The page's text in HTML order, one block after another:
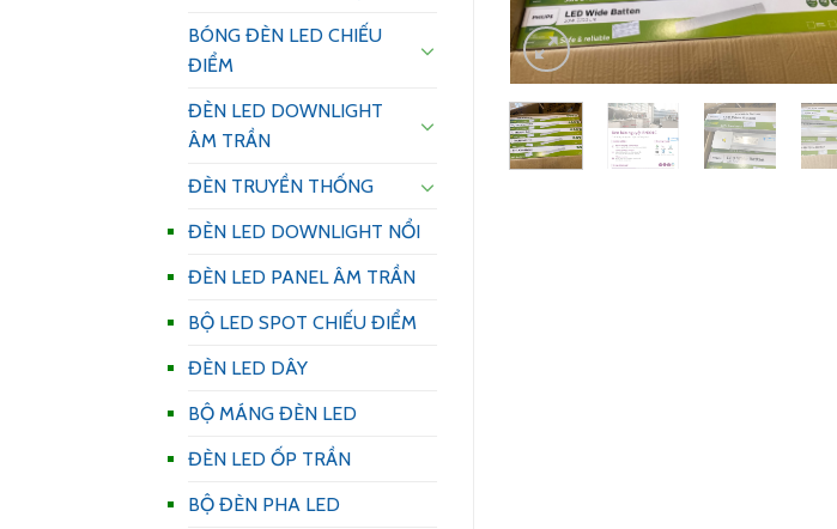
BÓNG ĐÈN LED CHIẾU
ĐIỂM
ĐÈN LED DOWNLIGHT
ÂM TRẦN
ĐÈN TRUYỀN THỐNG
ĐÈN LED DOWNLIGHT NỔI
ĐÈN LED PANEL ÂM TRẦN
BỘ LED SPOT CHIẾU ĐIỂM
ĐÈN LED DÂY
BỘ MÁNG ĐÈN LED
ĐÈN LED ỐP TRẦN
BỘ ĐÈN PHA LED